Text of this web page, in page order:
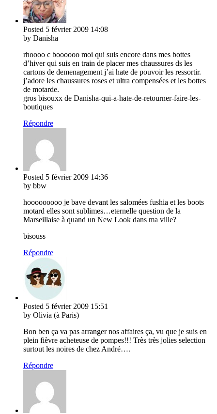
Posted 5 février 2009 14:08
by Danisha
rhoooo c boooooo moi qui suis encore dans mes bottes
d’hiver qui suis en train de placer mes chaussures ds les
cartons de demenagement j’ai hate de pouvoir les ressortir.
j’adore les chaussures roses et ultra compensées et les bottes
de motarde.
gros bisouxx de Danisha-qui-a-hate-de-retourner-faire-les-
boutiques
Répondre
Posted 5 février 2009 14:36
by bbw
hooooooooo je bave devant les salomées fushia et les boots
motard elles sont sublimes…eternelle question de la
Marseillaise à quand un New Look dans ma ville?
bisouss
Répondre
Posted 5 février 2009 15:51
by Olivia (à Paris)
Bon ben ça va pas arranger nos affaires ça, vu que je suis en
plein fièvre acheteuse de pompes!!! Très très jolies selection
surtout les noires de chez André….
Répondre